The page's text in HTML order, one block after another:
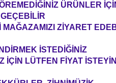
ÜRÜNLER
GEÇEBİLİR
ZİYARET
İSTEDİĞİNİZ
İÇİN LÜTFEN FİYAT